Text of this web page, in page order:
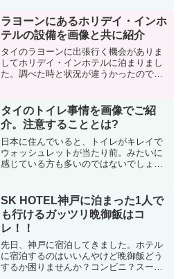
たら洋菓子で有名で街ブラして目的のお
店に行く人や時間がなくて...
ラヨーンにあるホリデイ・インホ
テルの設備を画像と共に紹介
タイのラヨーンに出張行く機会がありま
してホリデイ・インホテルに泊まりまし
た。調べた時と状況が違うかったので紹
window.adsbygoogle || [])...
タイのトイレ事情を画像でご紹
介。注意することとは?
日本に住んでいると、トイレがキレイで
ウォッシュレットが当たり前。みたいに
感じている方も多いのではないでしょう
行った時に衝撃を受けたので紹介します
ので楽しい旅行になるよう...
SK HOTEL神戸に泊まった1人で
も行けるガッツリ晩御飯はコ
レ！！
先日、神戸に宿泊してきました。ホテル
に宿泊するのはいいんやけど晩御飯どう
するか困りませんか？コンビニ？スーパ